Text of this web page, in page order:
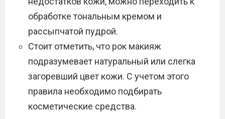
обработке тональным кремом и
рассыпчатой пудрой.
Стоит отметить, что рок макияж
подразумевает натуральный или слегка
загоревший цвет кожи. С учетом этого
правила необходимо подбирать
косметические средства.